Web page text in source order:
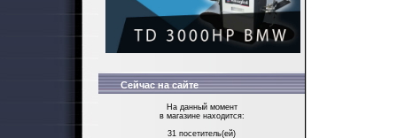
Сейчас на сайте
На данный момент
в магазине находится:
31 посетитель(ей)